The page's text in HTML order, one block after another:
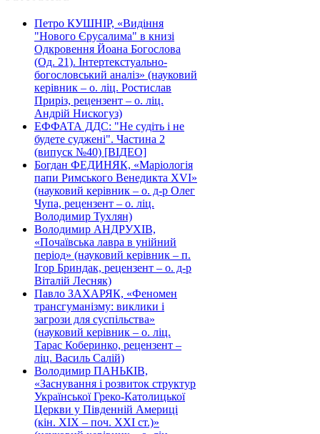
Петро КУШНІР, «Видіння
"Нового Єрусалима" в книзі
Одкровення Йоана Богослова
(Од. 21). Інтертекстуально-
богословський аналіз» (науковий
керівник – о. ліц. Ростислав
Приріз, рецензент – о. ліц.
Андрій Нискогуз)
ЕФФАТА ДДС: "Не судіть і не
будете суджені". Частина 2
(випуск №40) [ВІДЕО]
Богдан ФЕДИНЯК, «Маріологія
папи Римського Венедикта XVI»
(науковий керівник – о. д-р Олег
Чупа, рецензент – о. ліц.
Володимир Тухлян)
Володимир АНДРУХІВ,
«Почаївська лавра в унійний
період» (науковий керівник – п.
Ігор Бриндак, рецензент – о. д-р
Віталій Лесняк)
Павло ЗАХАРЯК, «Феномен
трансгуманізму: виклики і
загрози для суспільства»
(науковий керівник – о. ліц.
Тарас Коберинко, рецензент –
ліц. Василь Салій)
Володимир ПАНЬКІВ,
«Заснування і розвиток структур
Української Греко-Католицької
Церкви у Південній Америці
(кін. ХІХ – поч. ХХІ ст.)»